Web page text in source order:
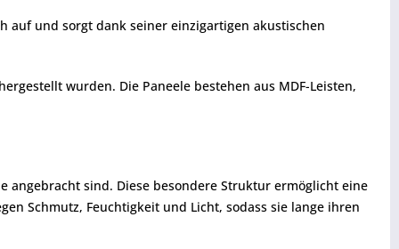
auf und sorgt dank seiner einzigartigen akustischen
wurden. Die Paneele bestehen aus MDF-Leisten,
angebracht sind. Diese besondere Struktur ermöglicht eine
Schmutz, Feuchtigkeit und Licht, sodass sie lange ihren